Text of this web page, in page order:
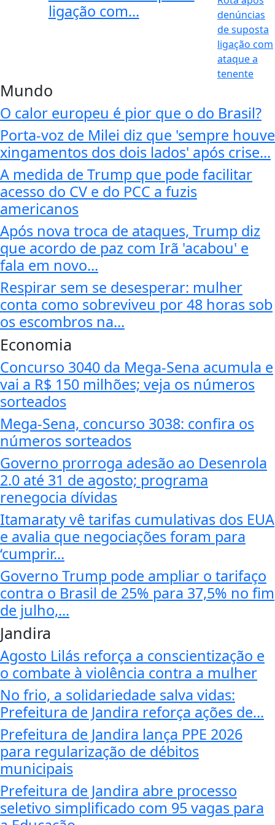
ligação com...
Mundo
O calor europeu é pior que o do Brasil?
Porta-voz de Milei diz que 'sempre houve
xingamentos dos dois lados' após crise...
A medida de Trump que pode facilitar
acesso do CV e do PCC a fuzis
americanos
Após nova troca de ataques, Trump diz
que acordo de paz com Irã 'acabou' e
fala em novo...
Respirar sem se desesperar: mulher
conta como sobreviveu por 48 horas sob
os escombros na...
Economia
Concurso 3040 da Mega-Sena acumula e
vai a R$ 150 milhões; veja os números
sorteados
Mega-Sena, concurso 3038: confira os
números sorteados
Governo prorroga adesão ao Desenrola
2.0 até 31 de agosto; programa
renegocia dívidas
Itamaraty vê tarifas cumulativas dos EUA
e avalia que negociações foram para
‘cumprir...
Governo Trump pode ampliar o tarifaço
contra o Brasil de 25% para 37,5% no fim
de julho,...
Jandira
Agosto Lilás reforça a conscientização e
o combate à violência contra a mulher
No frio, a solidariedade salva vidas:
Prefeitura de Jandira reforça ações de...
Prefeitura de Jandira lança PPE 2026
para regularização de débitos
municipais
Prefeitura de Jandira abre processo
seletivo simplificado com 95 vagas para